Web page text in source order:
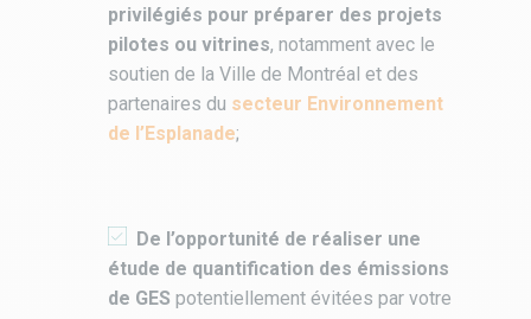
privilégiés pour préparer des projets
pilotes ou vitrines, notamment avec le
soutien de la Ville de Montréal et des
partenaires du secteur Environnement
de l’Esplanade;
De l’opportunité de réaliser une
étude de quantification des émissions
de GES potentiellement évitées par votre